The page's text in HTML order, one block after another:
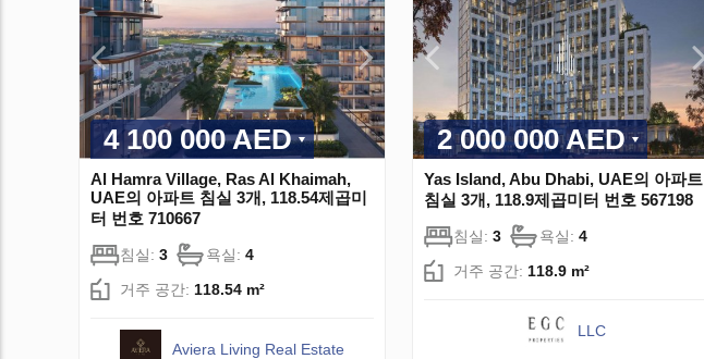
4 100 000 AED
Al Hamra Village, Ras Al Khaimah,
UAE의 아파트 침실 3개, 118.54제곱미
터 번호 710667
침실: 3 욕실: 4
거주 공간: 118.54 m²
Aviera Living Real Estate
2 000 000 AED
Yas Island, Abu Dhabi, UAE의 아파트
침실 3개, 118.9제곱미터 번호 567198
침실: 3 욕실: 4
거주 공간: 118.9 m²
LLC